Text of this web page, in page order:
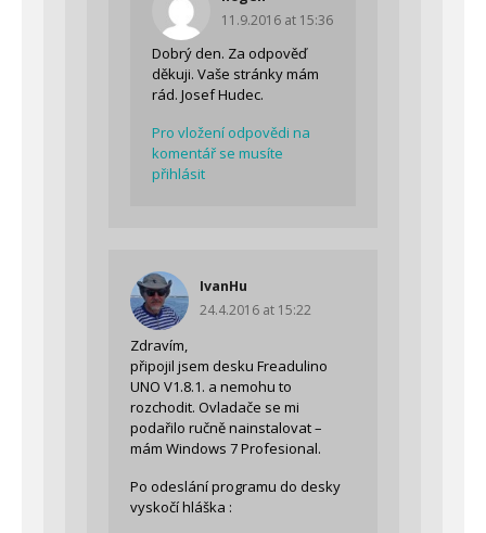
11.9.2016 at 15:36
Dobrý den. Za odpověď
děkuji. Vaše stránky mám
rád. Josef Hudec.
Pro vložení odpovědi na
komentář se musíte
přihlásit
IvanHu
24.4.2016 at 15:22
Zdravím,
připojil jsem desku Freadulino
UNO V1.8.1. a nemohu to
rozchodit. Ovladače se mi
podařilo ručně nainstalovat –
mám Windows 7 Profesional.
Po odeslání programu do desky
vyskočí hláška :